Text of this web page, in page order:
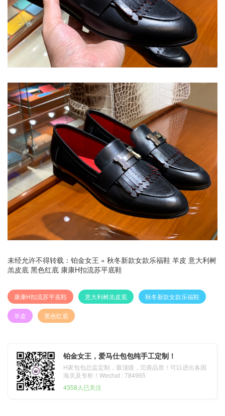
未经允许不得转载： 铂金女王 » 秋冬新款女款乐福鞋 羊皮 意大利树
羔皮底 黑色红底 康康H扣流苏平底鞋
康康H扣流苏平底鞋 意大利树羔皮底 秋冬新款女款乐福鞋
羊皮 黑色红底
铂金女王，爱马仕包包纯手工定制！
H家包包总监定制，最顶级，完善品质！可以进出各国
海关及专柜！Wechat : 784965
4358人已关注